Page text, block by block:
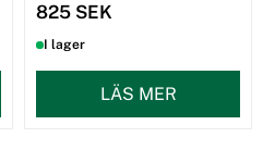
825 SEK
I lager
LÄS MER